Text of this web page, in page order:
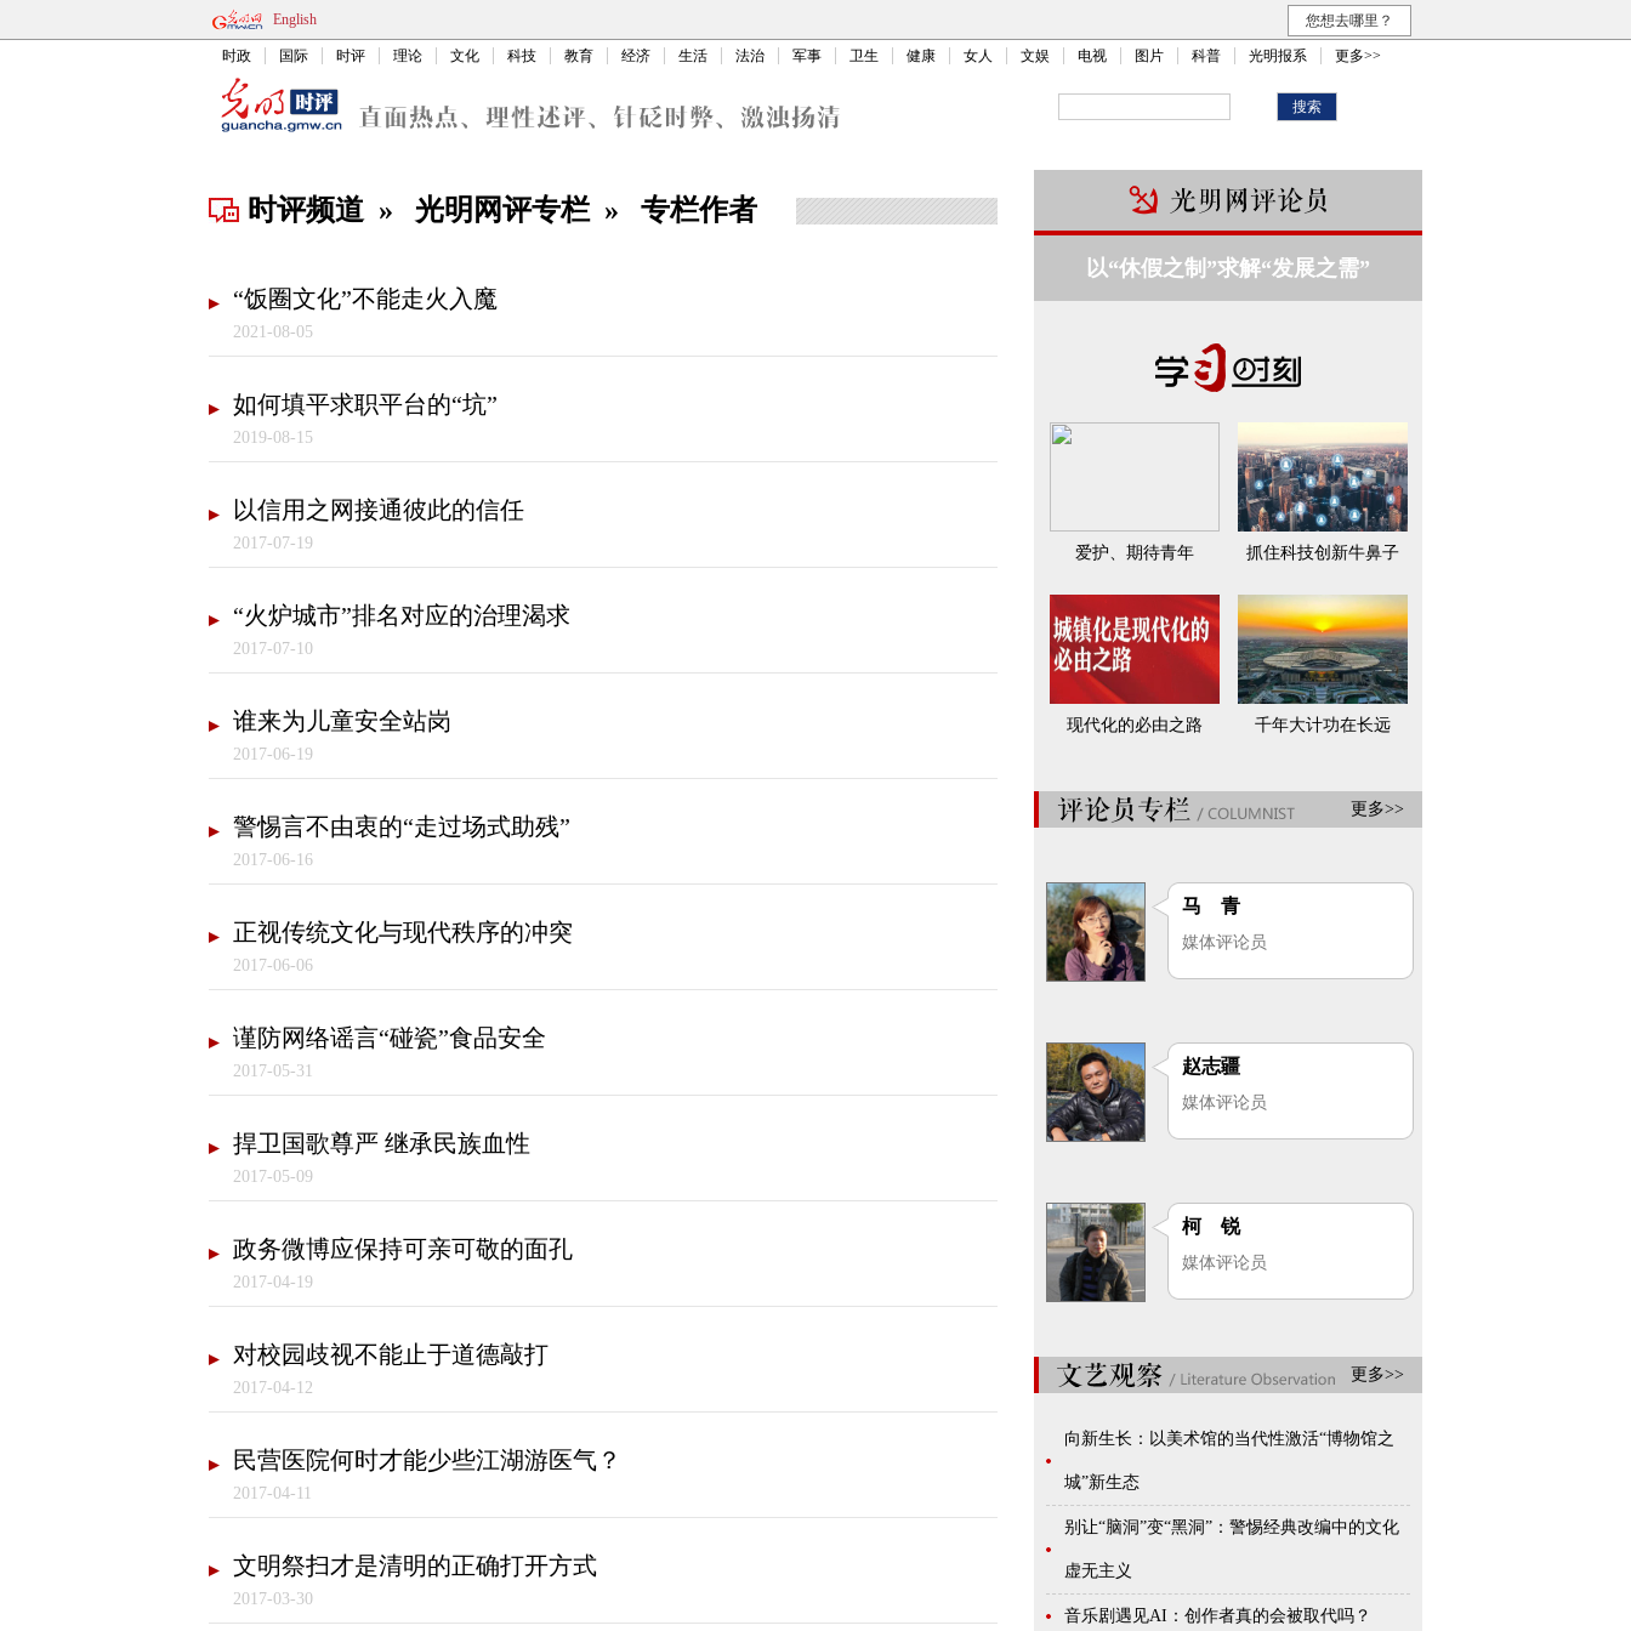
English 您想去哪里？
时政 国际 时评 理论 文化 科技 教育 经济 生活 法治 军事 卫生 健康 女人 文娱 电视 图片 科普 光明报系 更多>>
时评频道 » 光明网评专栏 » 专栏作者
“饭圈文化”不能走火入魔
2021-08-05
如何填平求职平台的“坑”
2019-08-15
以信用之网接通彼此的信任
2017-07-19
“火炉城市”排名对应的治理渴求
2017-07-10
谁来为儿童安全站岗
2017-06-19
警惕言不由衷的“走过场式助残”
2017-06-16
正视传统文化与现代秩序的冲突
2017-06-06
谨防网络谣言“碰瓷”食品安全
2017-05-31
捍卫国歌尊严 继承民族血性
2017-05-09
政务微博应保持可亲可敬的面孔
2017-04-19
对校园歧视不能止于道德敲打
2017-04-12
民营医院何时才能少些江湖游医气？
2017-04-11
文明祭扫才是清明的正确打开方式
2017-03-30
以“休假之制”求解“发展之需”
爱护、期待青年 抓住科技创新牛鼻子
现代化的必由之路 千年大计功在长远
更多>>
马 青
媒体评论员
赵志疆
媒体评论员
柯 锐
媒体评论员
更多>>
向新生长：以美术馆的当代性激活“博物馆之
城”新生态
别让“脑洞”变“黑洞”：警惕经典改编中的文化
虚无主义
音乐剧遇见AI：创作者真的会被取代吗？